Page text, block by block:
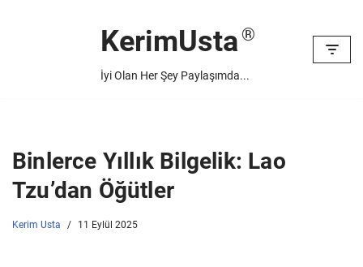
KerimUsta
İyi Olan Her Şey Paylaşımda...
Binlerce Yıllık Bilgelik: Lao
Tzu’dan Öğütler
Kerim Usta 11 Eylül 2025